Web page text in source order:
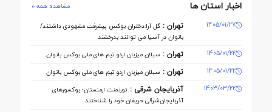
اخبار استان ها مشاهده همه
1405/01/27 تهران : گل آرا:دختران بوکس پیشرفت مشهودی داشتند/
بانوان در آسیا می توانند بدرخشند
1405/01/22
تهران : سبلان میزبان اردو تیم های ملی بوکس بانوان
1405/01/22
تهران : سبلان میزبان اردو تیم های ملی بوکس بانوان
1403/03/22
آذربایجان شرقی : تورنمنت ارمنستان؛ بوکسورهای
آذربایجان‌شرقی حریفان خود را شناختند